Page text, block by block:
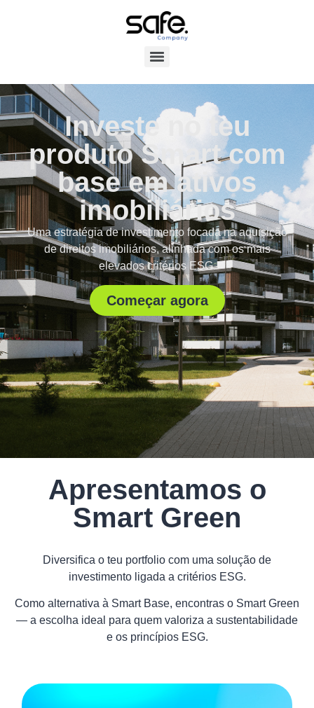
Investe no teu
produto Smart com
base em ativos
imobiliários
Uma estratégia de investimento focada na aquisição
de direitos imobiliários, alinhada com os mais
elevados critérios ESG.
Começar agora
Apresentamos o
Smart Green
Diversifica o teu portfolio com uma solução de
investimento ligada a critérios ESG.
Como alternativa à Smart Base, encontras o Smart Green
— a escolha ideal para quem valoriza a sustentabilidade
e os princípios ESG.